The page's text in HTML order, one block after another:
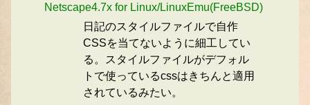
Netscape4.7x for Linux/LinuxEmu(FreeBSD)
日記のスタイルファイルで自作
CSSを当てないように細工してい
る。スタイルファイルがデフォル
トで使っているcssはきちんと適用
されているみたい。